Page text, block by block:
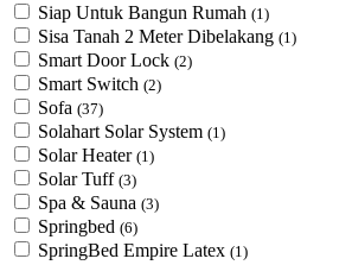
Siap Untuk Bangun Rumah (1)
Sisa Tanah 2 Meter Dibelakang (1)
Smart Door Lock (2)
Smart Switch (2)
Sofa (37)
Solahart Solar System (1)
Solar Heater (1)
Solar Tuff (3)
Spa & Sauna (3)
Springbed (6)
SpringBed Empire Latex (1)